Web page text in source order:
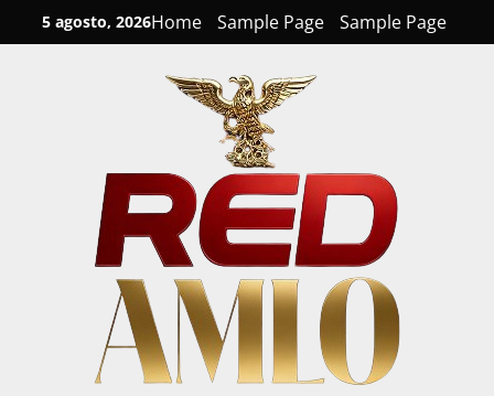
to
5 agosto, 2026Home Sample Page Sample Page